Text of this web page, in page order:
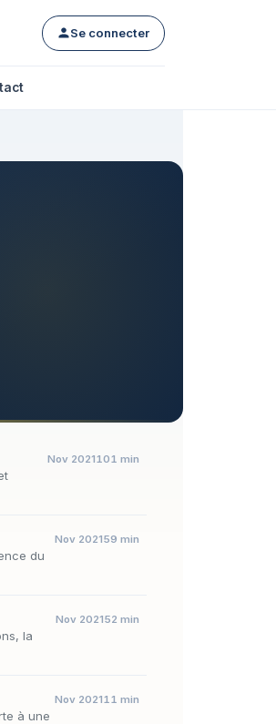
Se connecter
Nov 2021101 min
du
Nov 202159 min
la
Nov 202152 min
à une
Nov 202111 min